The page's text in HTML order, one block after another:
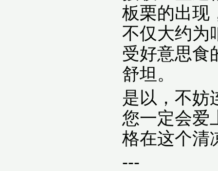
板栗的出现
不仅大约为
受好意思食
舒坦。
是以，不妨
您一定会爱
格在这个清
---